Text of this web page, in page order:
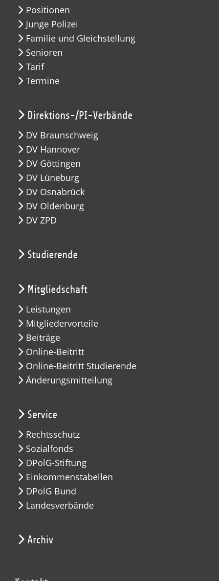
Positionen
Junge Polizei
Familie und Gleichstellung
Senioren
Tarif
Termine
Direktions-/PI-Verbände
DV Braunschweig
DV Hannover
DV Göttingen
DV Lüneburg
DV Osnabrück
DV Oldenburg
DV ZPD
Studierende
Mitgliedschaft
Leistungen
Mitgliedervorteile
Beiträge
Online-Beitritt
Online-Beitritt Studierende
Änderungsmitteilung
Service
Rechtsschutz
Sozialfonds
DPolG-Stiftung
Einkommenstabellen
DPolG Bund
Landesverbände
Archiv